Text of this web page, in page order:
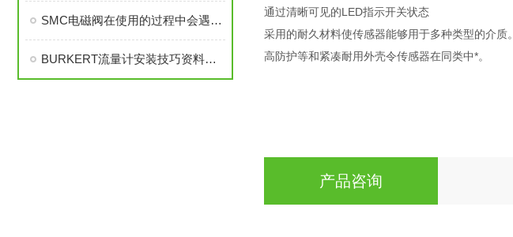
SMC电磁阀在使用的过程中会遇到什么问题
BURKERT流量计安装技巧资料说明书有哪些
通过清晰可见的LED指示开关状态
采用的耐久材料使传感器能够用于多种类型的介质。
高防护等和紧凑耐用外壳令传感器在同类中*。
产品咨询